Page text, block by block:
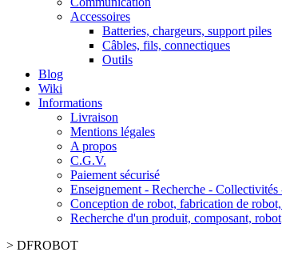
Accessoires
Batteries, chargeurs, support piles
Câbles, fils, connectiques
Outils
Blog
Wiki
Informations
Livraison
Mentions légales
A propos
C.G.V.
Paiement sécurisé
Enseignement - Recherche -
Conception de robot, fabrication de
Recherche d'un produit, composant, robot
> DFROBOT